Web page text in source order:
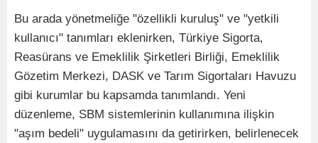
Bu arada yönetmeliğe "özellikli kuruluş" ve "yetkili
kullanıcı" tanımları eklenirken, Türkiye Sigorta,
Reasürans ve Emeklilik Şirketleri Birliği, Emeklilik
Gözetim Merkezi, DASK ve Tarım Sigortaları Havuzu
gibi kurumlar bu kapsamda tanımlandı. Yeni
düzenleme, SBM sistemlerinin kullanımına ilişkin
"aşım bedeli" uygulamasını da getirirken, belirlenecek